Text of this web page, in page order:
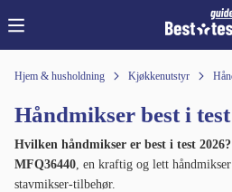
Hjem & husholdning Kjøkkenutstyr
Håndmikser best i
Hvilken håndmikser er best i test 2026?
MFQ36440, en kraftig og lett
stavmikser-tilbehør.